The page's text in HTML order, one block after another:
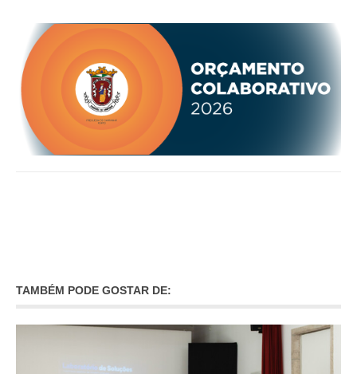
TAMBÉM PODE GOSTAR DE: